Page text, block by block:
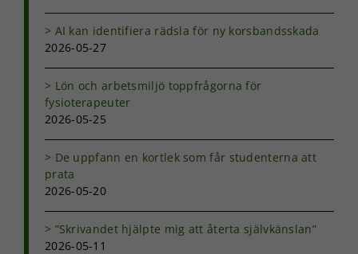
AI kan identifiera rädsla för ny korsbandsskada
2026-05-27
Lön och arbetsmiljö toppfrågorna för
fysioterapeuter
2026-05-25
De uppfann en kortlek som får studenterna att
prata
2026-05-20
”Skrivandet hjälpte mig att återta självkänslan”
2026-05-11
går inte att
välja bort. De
behövs för
över huvud
taget ska
Statistik
hemsidans
funktionalitet